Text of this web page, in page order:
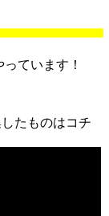
っています！
たものはコチ